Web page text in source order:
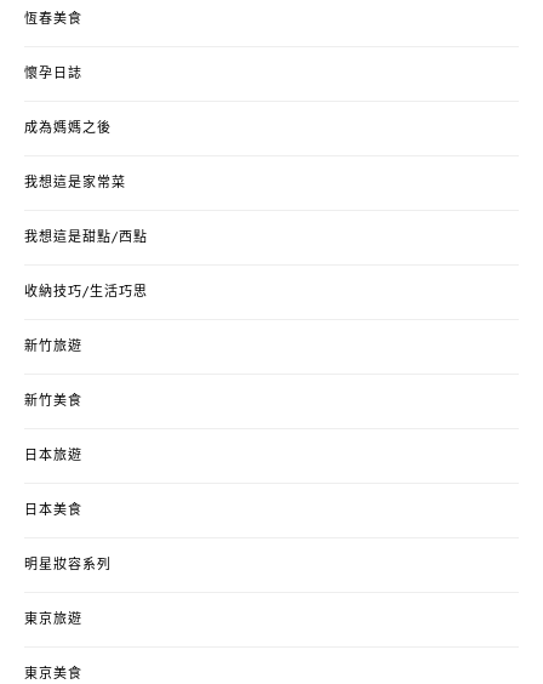
恆春美食
懷孕日誌
成為媽媽之後
我想這是家常菜
我想這是甜點/西點
收納技巧/生活巧思
新竹旅遊
新竹美食
日本旅遊
日本美食
明星妝容系列
東京旅遊
東京美食